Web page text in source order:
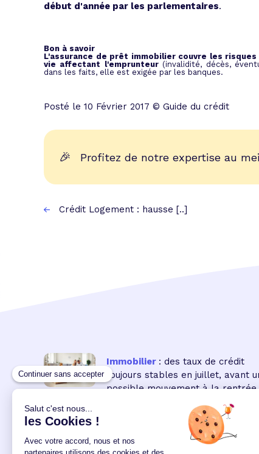
début d'année par les parlementaires.
Bon à savoir
L'assurance de prêt immobilier couvre les
vie affectant l'emprunteur(invalidité, décès,
dans les faits, elle est exigée par les banques.
Posté le 10 Février 2017 © Guide du crédit
🎉 Profitez de notre expertise au
Crédit Logement : hausse [..]
Immobilier : des taux de crédit
toujours stables en juillet, avant
possible mouvement à la rentrée
: la remontée des
taux réduit encore le pouvoir